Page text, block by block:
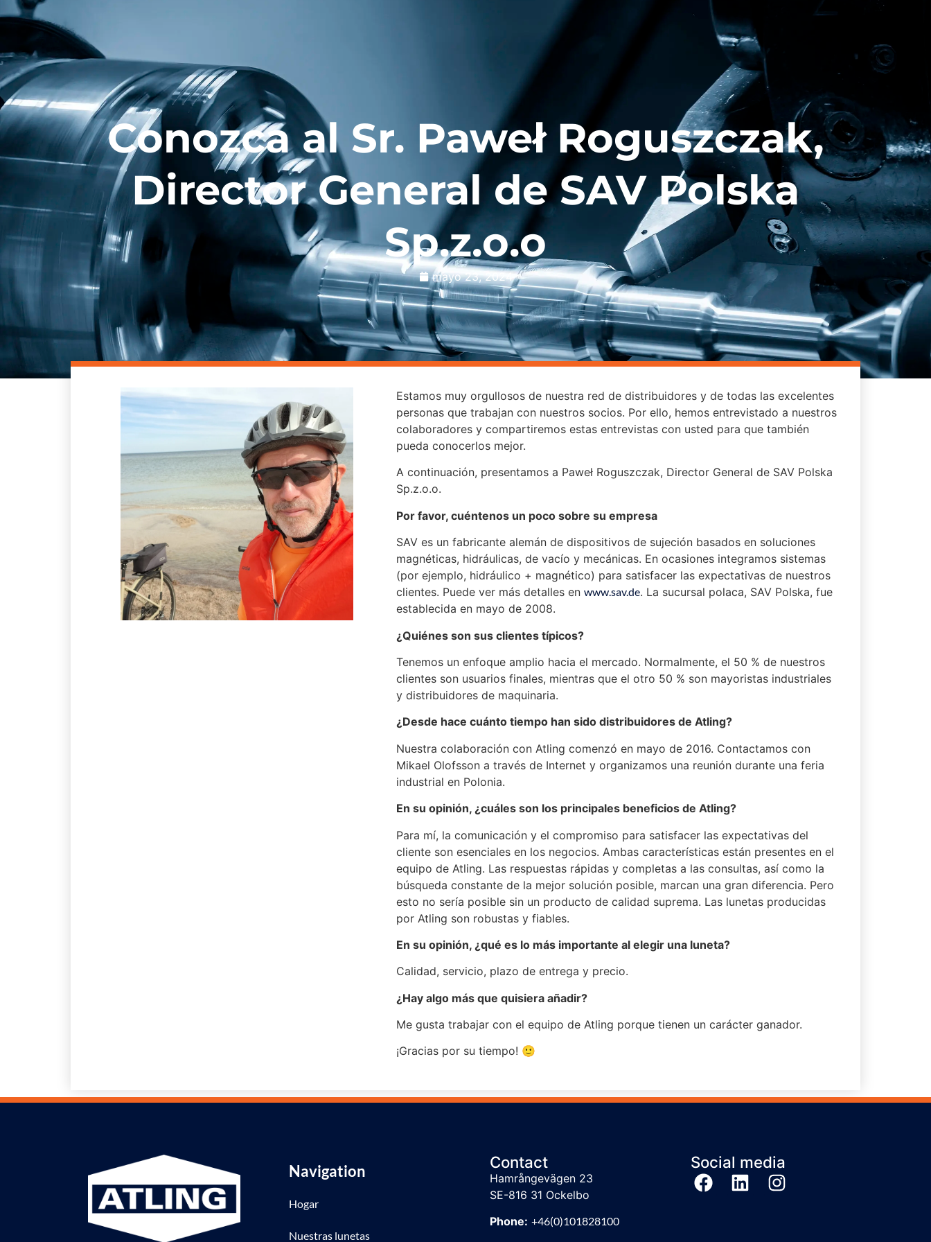
CONTÁCTENOS
Conozca al Sr. Paweł Roguszczak,
Director General de SAV Polska
Sp.z.o.o
mayo 23, 2024
Estamos muy orgullosos de nuestra red de distribuidores y de todas las excelentes
personas que trabajan con nuestros socios. Por ello, hemos entrevistado a nuestros
colaboradores y compartiremos estas entrevistas con usted para que también
pueda conocerlos mejor.
A continuación, presentamos a Paweł Roguszczak, Director General de SAV Polska
Sp.z.o.o.
Por favor, cuéntenos un poco sobre su empresa
SAV es un fabricante alemán de dispositivos de sujeción basados en soluciones
magnéticas, hidráulicas, de vacío y mecánicas. En ocasiones integramos sistemas
(por ejemplo, hidráulico + magnético) para satisfacer las expectativas de nuestros
clientes. Puede ver más detalles en www.sav.de. La sucursal polaca, SAV Polska, fue
establecida en mayo de 2008.
¿Quiénes son sus clientes típicos?
Tenemos un enfoque amplio hacia el mercado. Normalmente, el 50 % de nuestros
clientes son usuarios finales, mientras que el otro 50 % son mayoristas industriales
y distribuidores de maquinaria.
¿Desde hace cuánto tiempo han sido distribuidores de Atling?
Nuestra colaboración con Atling comenzó en mayo de 2016. Contactamos con
Mikael Olofsson a través de Internet y organizamos una reunión durante una feria
industrial en Polonia.
En su opinión, ¿cuáles son los principales beneficios de Atling?
Para mí, la comunicación y el compromiso para satisfacer las expectativas del
cliente son esenciales en los negocios. Ambas características están presentes en el
equipo de Atling. Las respuestas rápidas y completas a las consultas, así como la
búsqueda constante de la mejor solución posible, marcan una gran diferencia. Pero
esto no sería posible sin un producto de calidad suprema. Las lunetas producidas
por Atling son robustas y fiables.
En su opinión, ¿qué es lo más importante al elegir una luneta?
Calidad, servicio, plazo de entrega y precio.
¿Hay algo más que quisiera añadir?
Me gusta trabajar con el equipo de Atling porque tienen un carácter ganador.
¡Gracias por su tiempo! 🙂
Navigation
Hogar
Nuestras lunetas
Contact
Hamrångevägen 23
SE-816 31 Ockelbo
Phone: +46(0)101828100
Social media